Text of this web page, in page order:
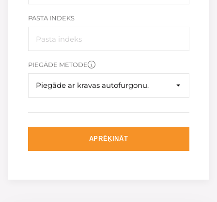
PASTA INDEKS
PIEGĀDE METODE
Piegāde ar kravas autofurgonu.
APRĒĶINĀT